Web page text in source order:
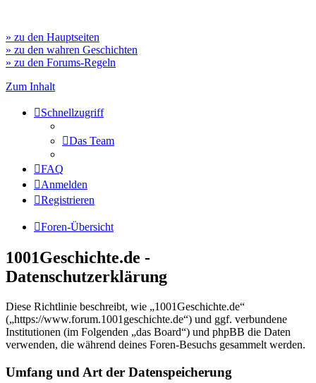
» zu den Hauptseiten
» zu den wahren Geschichten
» zu den Forums-Regeln
Zum Inhalt
Schnellzugriff
Das Team
FAQ
Anmelden
Registrieren
Foren-Übersicht
1001Geschichte.de -
Datenschutzerklärung
Diese Richtlinie beschreibt, wie „1001Geschichte.de“
(„https://www.forum.1001geschichte.de“) und ggf. verbundene
Institutionen (im Folgenden „das Board“) und phpBB die Daten
verwenden, die während deines Foren-Besuchs gesammelt werden.
Umfang und Art der Datenspeicherung